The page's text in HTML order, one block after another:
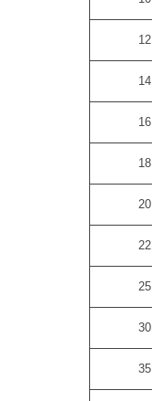
12
14
16
18
20
22
25
30
35